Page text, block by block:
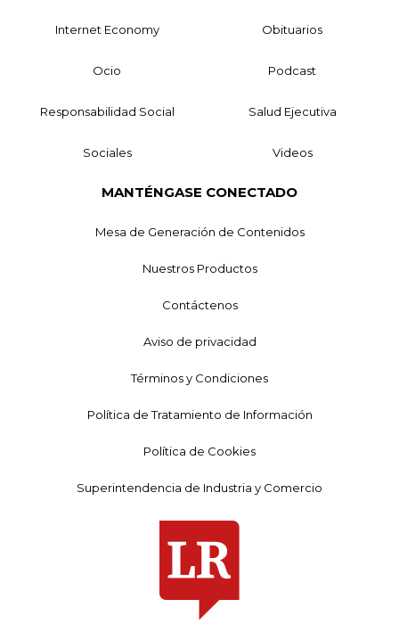
Internet Economy Obituarios
Ocio Podcast
Responsabilidad Social Salud Ejecutiva
Sociales Videos
MANTÉNGASE CONECTADO
Mesa de Generación de Contenidos
Nuestros Productos
Contáctenos
Aviso de privacidad
Términos y Condiciones
Política de Tratamiento de Información
Política de Cookies
Superintendencia de Industria y Comercio